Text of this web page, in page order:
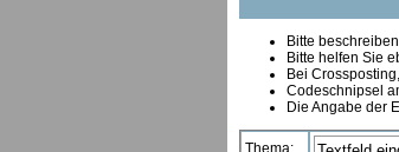
Bitte
Bitte helfen Sie
Bei
Codeschnipsel
Die Angabe der
Thema: